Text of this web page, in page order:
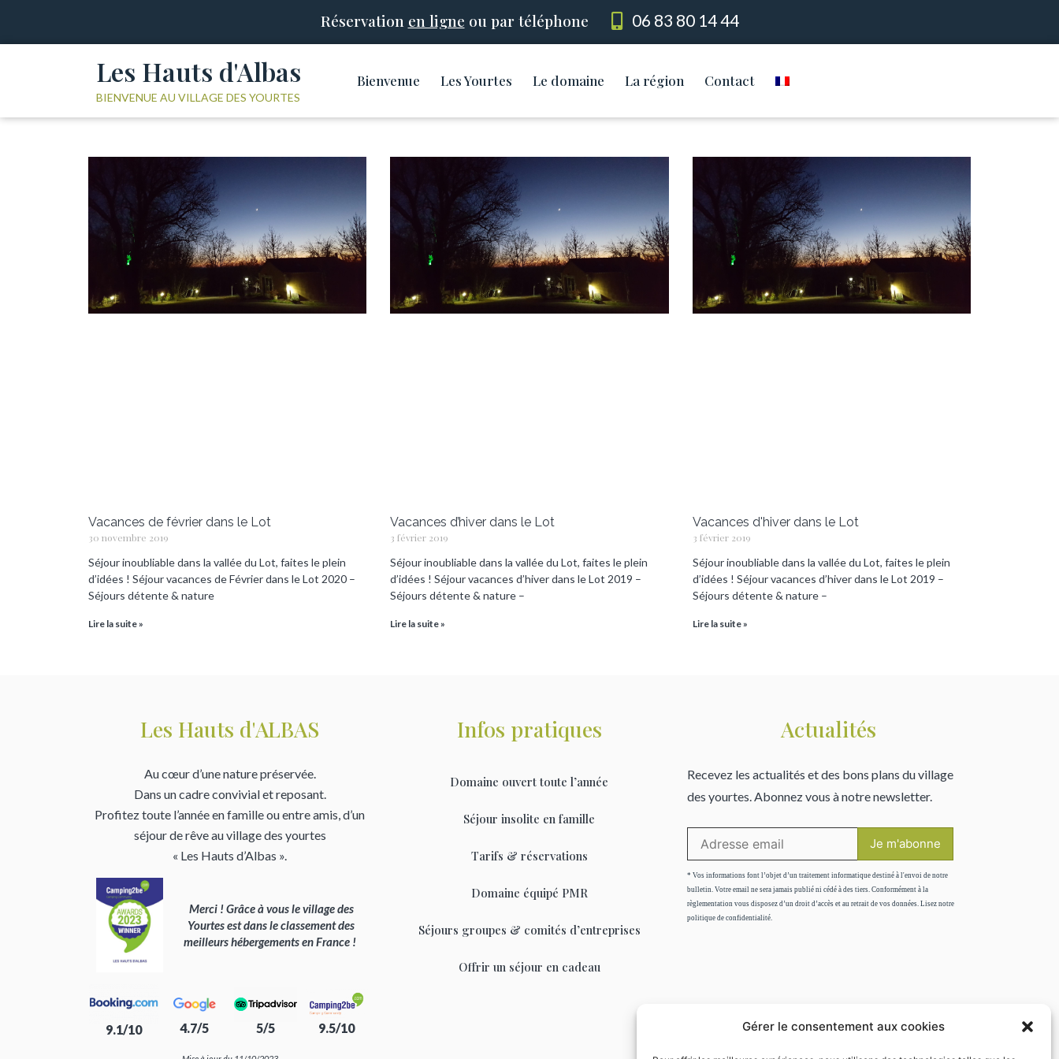
Gérer le consentement aux cookies
Réservation en ligne ou par téléphone 06 83 80 14 44
Les Hauts d'Albas
BIENVENUE AU VILLAGE DES YOURTES
Bienvenue Les Yourtes Le domaine La région Contact
Vacances de février dans le Lot
30 novembre 2019
Séjour inoubliable dans la vallée du Lot, faites le plein
d’idées ! Séjour vacances de Février dans le Lot 2020 –
Séjours détente & nature
Lire la suite »
Vacances d’hiver dans le Lot
3 février 2019
Séjour inoubliable dans la vallée du Lot, faites le plein
d’idées ! Séjour vacances d’hiver dans le Lot 2019 –
Séjours détente & nature –
Lire la suite »
Vacances d'hiver dans le Lot
3 février 2019
Séjour inoubliable dans la vallée du Lot, faites le plein
d’idées ! Séjour vacances d’hiver dans le Lot 2019 –
Séjours détente & nature –
Lire la suite »
Les Hauts d'ALBAS
Au cœur d’une nature préservée.
Dans un cadre convivial et reposant.
Profitez toute l’année en famille ou entre amis, d’un
séjour de rêve au village des yourtes
« Les Hauts d’Albas ».
Merci ! Grâce à vous le village des
Yourtes est dans le classement des
meilleurs hébergements en France !
9.1/10 4.7/5 5/5 9.5/10
Infos pratiques
Domaine ouvert toute l’année
Séjour insolite en famille
Tarifs & réservations
Domaine équipé PMR
Séjours groupes & comités d’entreprises
Offrir un séjour en cadeau
Actualités
Recevez les actualités et des bons plans du village
des yourtes. Abonnez vous à notre newsletter.
* Vos informations font l’objet d’un traitement informatique destiné à l'envoi de notre
bulletin. Votre email ne sera jamais publié ni cédé à des tiers. Conformément à la
règlementation vous disposez d’un droit d’accès et au retrait de vos données. Lisez notre
politique de confidentialité.